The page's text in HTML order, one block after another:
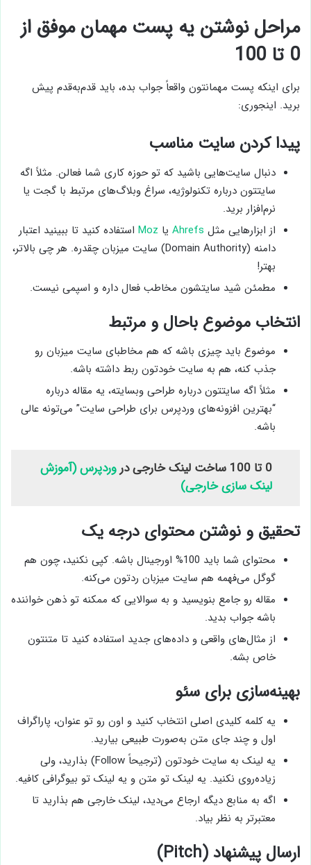
مراحل نوشتن یه پست مهمان موفق از
0 تا 100
برای اینکه پست مهمانتون واقعاً جواب بده، باید قدم‌به‌قدم پیش
برید. اینجوری:
پیدا کردن سایت مناسب
دنبال سایت‌هایی باشید که تو حوزه کاری شما فعالن. مثلاً اگه
سایتتون درباره تکنولوژیه، سراغ وبلاگ‌های مرتبط با گجت یا
نرم‌افزار برید.
از ابزارهایی مثل Ahrefs یا Moz استفاده کنید تا ببینید اعتبار
دامنه (Domain Authority) سایت میزبان چقدره. هر چی بالاتر،
بهتر!
مطمئن شید سایتشون مخاطب فعال داره و اسپمی نیست.
انتخاب موضوع باحال و مرتبط
موضوع باید چیزی باشه که هم مخاطبای سایت میزبان رو
جذب کنه، هم به سایت خودتون ربط داشته باشه.
مثلاً اگه سایتتون درباره طراحی وبسایته، یه مقاله درباره
“بهترین افزونه‌های وردپرس برای طراحی سایت” می‌تونه عالی
باشه.
0 تا 100 ساخت لینک خارجی در
وردپرس (آموزش
لینک سازی خارجی)
تحقیق و نوشتن محتوای درجه یک
محتوای شما باید 100% اورجینال باشه. کپی نکنید، چون هم
گوگل می‌فهمه هم سایت میزبان ردتون می‌کنه.
مقاله رو جامع بنویسید و به سوالایی که ممکنه تو ذهن خواننده
باشه جواب بدید.
از مثال‌های واقعی و داده‌های جدید استفاده کنید تا متنتون
خاص بشه.
بهینه‌سازی برای سئو
یه کلمه کلیدی اصلی انتخاب کنید و اون رو تو عنوان، پاراگراف
اول و چند جای متن به‌صورت طبیعی بیارید.
یه لینک به سایت خودتون (ترجیحاً Follow) بذارید، ولی
زیاده‌روی نکنید. یه لینک تو متن و یه لینک تو بیوگرافی کافیه.
اگه به منابع دیگه ارجاع می‌دید، لینک خارجی هم بذارید تا
معتبرتر به نظر بیاد.
ارسال پیشنهاد (Pitch)